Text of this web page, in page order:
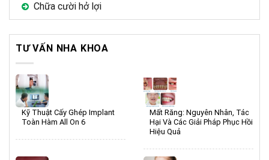
Chữa cười hở lợi
TƯ VẤN NHA KHOA
Kỹ Thuật Cấy Ghép Implant
Toàn Hàm All On 6
Mất Răng: Nguyên Nhân, Tác
Hại Và Các Giải Pháp Phục Hồi
Hiệu Quả